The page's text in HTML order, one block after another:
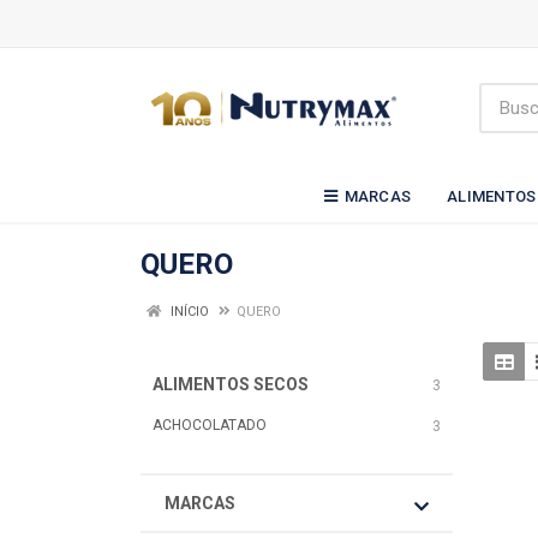
MARCAS
QUERO
INÍCIO QUERO
ALIMENTOS SECOS 3
ACHOCOLATADO 3
MARCAS